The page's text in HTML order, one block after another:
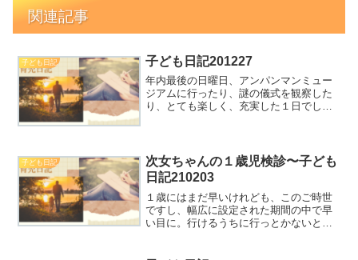
関連記事
子ども日記 子ども日記201227
年内最後の日曜日、アンパンマンミュー
ジアムに行ったり、謎の儀式を観察した
り、とても楽しく、充実した１日でし
子ども日記
次女ちゃんの１歳児検診〜子ども
日記210203
１歳にはまだ早いけれども、このご時世
ですし、幅広に設定された期間の中で早
い目に。行けるうちに行っとかないとど